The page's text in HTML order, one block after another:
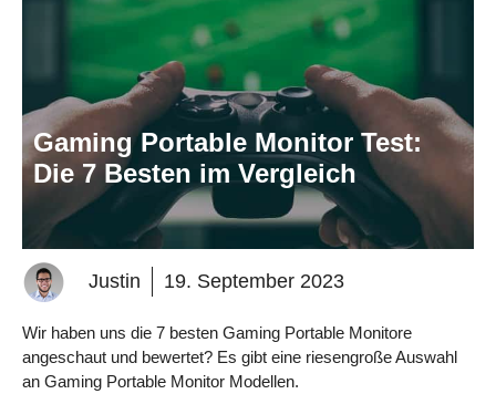
Gaming Portable Monitor Test:
Die 7 Besten im Vergleich
Justin 19. September 2023
Wir haben uns die 7 besten Gaming Portable Monitore
angeschaut und bewertet? Es gibt eine riesengroße Auswahl
an Gaming Portable Monitor Modellen.